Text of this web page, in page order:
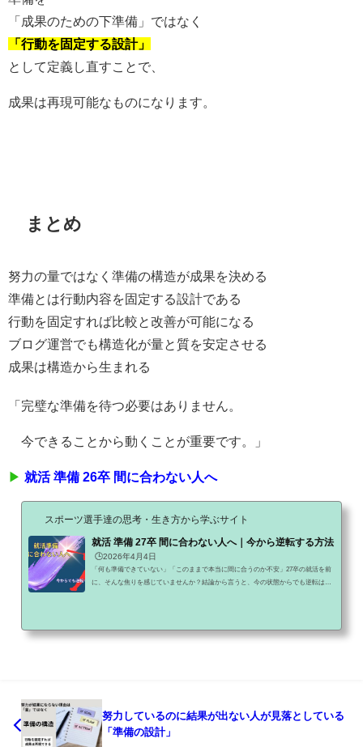
「成果のための下準備」ではなく
「行動を固定する設計」
として定義し直すことで、
成果は再現可能なものになります。
まとめ
努力の量ではなく準備の構造が成果を決める
準備とは行動内容を固定する設計である
行動を固定すれば比較と改善が可能になる
ブログ運営でも構造化が量と質を安定させる
成果は構造から生まれる
「完璧な準備を待つ必要はありません。
今できることから動くことが重要です。」
▶ 就活 準備 26卒 間に合わない人へ
スポーツ選手達の思考・生き方から学ぶサイト
就活 準備 27卒 間に合わない人へ｜今から逆転する方法
🕒️2026年4月4日
「何も準備できていない」「このままで本当に間に合うのか不安」27卒の就活を前
に、そんな焦りを感じていませんか？結論から言うと、今の状態からでも逆転は可
努力しているのに結果が出ない人が見落としている
「準備の設計」